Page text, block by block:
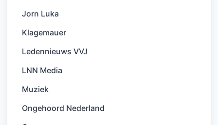
Jorn Luka
Klagemauer
Ledennieuws VVJ
LNN Media
Muziek
Ongehoord Nederland